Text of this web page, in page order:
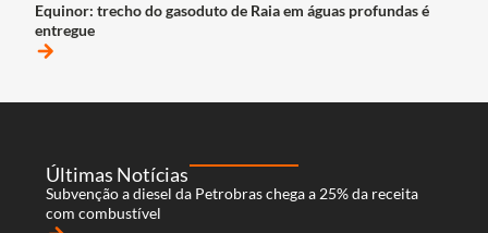
Equinor: trecho do gasoduto de Raia em águas profundas é
entregue
arrow_forward
Últimas Notícias
Subvenção a diesel da Petrobras chega a 25% da receita
com combustível